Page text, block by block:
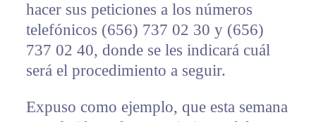
hacer sus peticiones a los números
telefónicos (656) 737 02 30 y (656)
737 02 40, donde se les indicará cuál
será el procedimiento a seguir.
Expuso como ejemplo, que esta semana